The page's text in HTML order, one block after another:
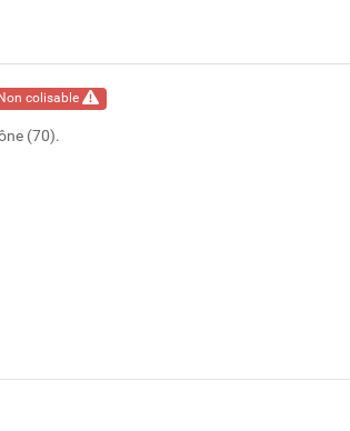
Non colisable
(70).